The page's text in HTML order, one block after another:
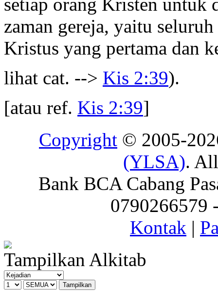
zaman gereja, yaitu
Kristus yang pertama dan
lihat cat. --> Kis 2:39).
[atau ref. Kis 2:39]
Copyright © 2005-
(YLSA).
Bank BCA Cabang
0790266579
Kontak |
Tampilkan Alkitab